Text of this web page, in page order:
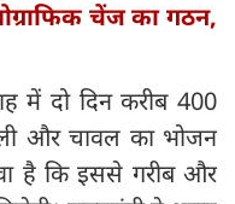
चेंज का गठन,
में दो दिन करीब 400
और चावल का भोजन
है कि इससे गरीब और